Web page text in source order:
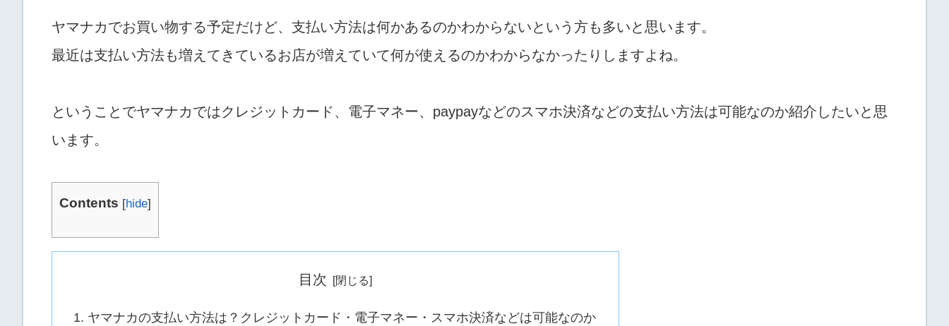
ヤマナカでお買い物する予定だけど、支払い方法は何かあるのかわからないという方も多いと思います。
最近は支払い方法も増えてきているお店が増えていて何が使えるのかわからなかったりしますよね。
ということでヤマナカではクレジットカード、電子マネー、paypayなどのスマホ決済などの支払い方法は可能なのか紹介したいと思
います。
Contents [hide]
目次
ヤマナカの支払い方法は？クレジットカード・電子マネー・スマホ決済などは可能なのか